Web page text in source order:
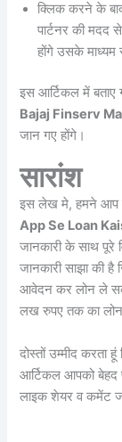
क्लिक करने के
पार्टनर की मदद
होंगे उसके माध्यम
इस आर्टिकल में बताए
Bajaj Finserv
जान गए होंगे।
सारांश
इस लेख मे, हमने आप
App Se Loan
जानकारी के साथ
जानकारी साझा की
आवेदन कर लोन ले
लख रुपए तक का लोन
दोस्तों उम्मीद
आर्टिकल आपको बेहद
लाइक शेयर व कमेंट